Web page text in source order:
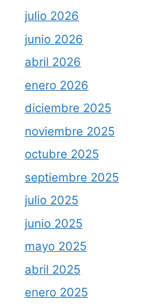
julio 2026
junio 2026
abril 2026
enero 2026
diciembre 2025
noviembre 2025
octubre 2025
septiembre 2025
julio 2025
junio 2025
mayo 2025
abril 2025
enero 2025